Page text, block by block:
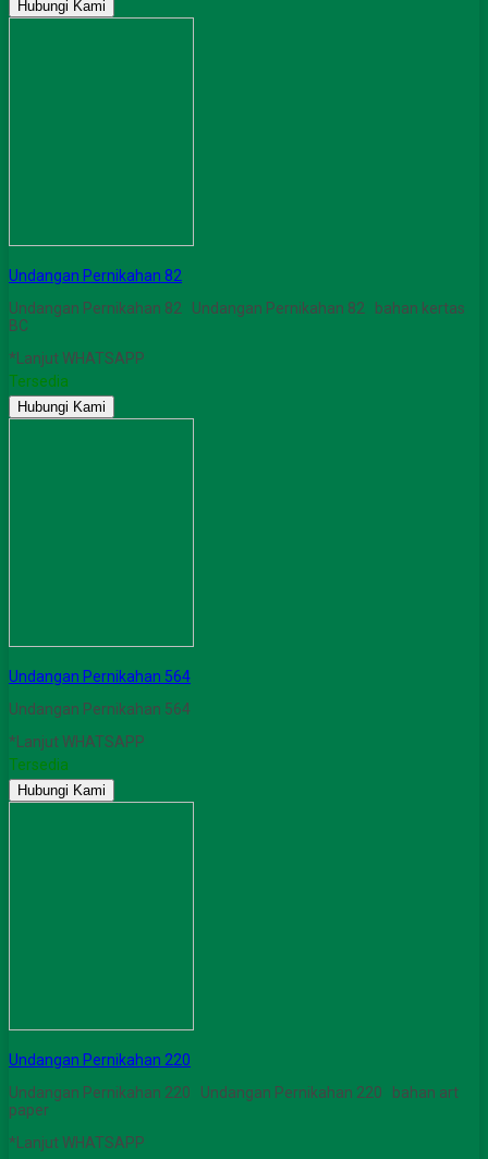
Hubungi Kami
Undangan Pernikahan 82
Undangan Pernikahan 82 Undangan Pernikahan 82 bahan kertas
BC
*Lanjut WHATSAPP
Tersedia
Hubungi Kami
Undangan Pernikahan 564
Undangan Pernikahan 564
*Lanjut WHATSAPP
Tersedia
Hubungi Kami
Undangan Pernikahan 220
Undangan Pernikahan 220 Undangan Pernikahan 220 bahan art
paper
*Lanjut WHATSAPP